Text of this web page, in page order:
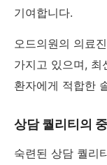
기여합니다.
오드의원의 의료
가지고 있으며,
환자에게 적합한
상담 퀄리티의
숙련된 상담 퀄리